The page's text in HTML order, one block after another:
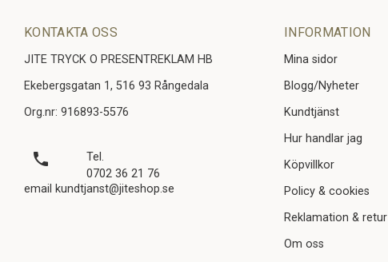
KONTAKTA OSS
JITE TRYCK O PRESENTREKLAM HB
Ekebergsgatan 1, 516 93 Rångedala
Org.nr: 916893-5576
local_phone
Tel.
0702 36 21 76
email kundtjanst@jiteshop.se
INFORMATION
Mina sidor
Blogg/Nyheter
Kundtjänst
Hur handlar jag
Köpvillkor
Policy & cookies
Reklamation & retur
Om oss